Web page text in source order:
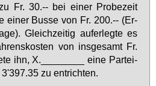
Fr. 30.-- bei ei­ner Pro­be­zeit
ei­ner Bus­se von Fr. 200.-- (Er­
Gleich­zei­tig auf­er­leg­te es
von ins­ge­samt Fr.
ihn, X.________ ei­ne Par­tei­
zu ent­rich­ten.